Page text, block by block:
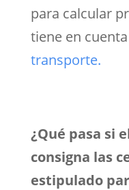
para calcular
tiene en
transporte.
¿Qué pasa si
consigna las
estipulado